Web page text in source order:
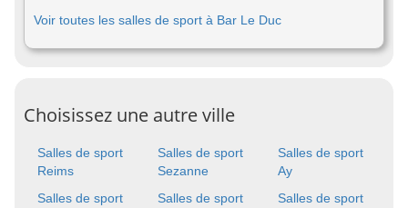
Voir toutes les salles de sport à Bar Le Duc
Choisissez une autre ville
Salles de sport
Reims
Salles de sport
Sezanne
Salles de sport
Ay
Salles de sport
Salles de sport
Salles de sport